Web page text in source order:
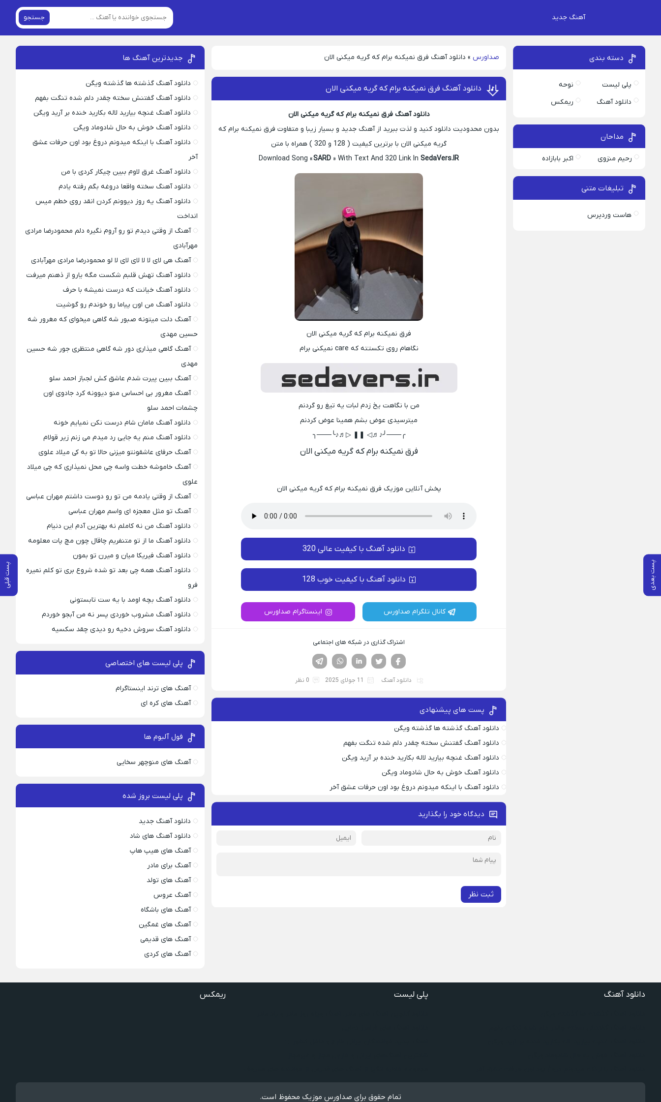
آهنگ جدید جستجو
صداورس » دانلود آهنگ فرق نمیکنه برام که گریه میکنی الان
پست بعدی پست قبلی
دانلود آهنگ فرق نمیکنه برام که گریه میکنی الان
دانلود آهنگ فرق نمیکنه برام که گریه میکنی الان
بدون محدودیت دانلود کنید و لذت ببرید از آهنگ جدید و بسیار زیبا و متفاوت فرق نمیکنه برام که
گریه میکنی الان با برترین کیفیت ( 128 و 320 ) همراه با متن
Download Song «SARD » With Text And 320 Link InSedaVers.IR
فرق نمیکنه برام که گریه میکنی الان
نگاهام روی تکستته که care نمیکنی برام
من با نگاهت یخ زدم لبات یه تیغ رو گردنم
میترسیدی عوض بشم همینا عوض کردنم
╭───╯♪♬◁ ❚❚ ▷♬♪╰───╮
فرق نمیکنه برام که گریه میکنی الان
پخش آنلاین موزیک فرق نمیکنه برام که گریه میکنی الان
دانلود آهنگ با کیفیت عالی 320
دانلود آهنگ با کیفیت خوب 128
کانال تلگرام صداورس اینستاگرام صداورس
اشتراک گذاری در شبکه های اجتماعی
لینکدین تویتر
فیسوک
دانلود آهنگ 11 جولای 2025 0 نظر
پست های پیشنهادی
دانلود آهنگ گذشته ها گذشته ویگن
دانلود آهنگ گفتنش سخته چقدر دلم شده تنگت بفهم
دانلود آهنگ غنچه بیارید لاله بکارید خنده بر آرید ویگن
دانلود آهنگ خوش به حال شادوماد ویگن
دانلود آهنگ با اینکه میدونم دروغ بود اون حرفات عشق آخر
دیدگاه خود را بگذارید
ثبت نظر
دسته بندی
پلی لیست
نوحه
دانلود آهنگ
ریمکس
مداحان
رحیم منزوی اکبر بابازاده
تبلیغات متنی
هاست وردپرس
جدیدترین آهنگ ها
دانلود آهنگ گذشته ها گذشته ویگن
دانلود آهنگ گفتنش سخته چقدر دلم شده تنگت بفهم
دانلود آهنگ غنچه بیارید لاله بکارید خنده بر آرید ویگن
دانلود آهنگ خوش به حال شادوماد ویگن
دانلود آهنگ با اینکه میدونم دروغ بود اون حرفات عشق
آخر
دانلود آهنگ غرق لاوم ببین چیکار کردی با من
دانلود آهنگ سخته واقعا دروغه بگم رفته یادم
دانلود آهنگ یه روز دیوونم کردن انقد روی خطم میس
انداخت
آهنگ از وقتی دیدم تو رو آروم نگیره دلم محمودرضا مرادی
مهرآبادی
آهنگ هی لای لا لا لای لای لا لو محمودرضا مرادی مهرآبادی
دانلود آهنگ تهش قلبم شکست مگه یارو از ذهنم میرفت
دانلود آهنگ خیانت که درست نمیشه با حرف
دانلود آهنگ من اون پیاما رو خوندم رو گوشیت
آهنگ دلت میتونه صبور شه گاهی میخوای که مغرور شه
حسین مهدی
آهنگ گاهی میذاری دور شه گاهی منتظری جور شه حسین
مهدی
آهنگ ببین پیرت شدم عاشق کش لجباز احمد سلو
آهنگ مغرور بی احساس منو دیوونه کرد جادوی اون
چشمات احمد سلو
دانلود آهنگ مامان شام درست نکن نمیایم خونه
دانلود آهنگ منم یه جایی رد میدم می زنم زیر قولام
آهنگ حرفای عاشقونتو میزنی حالا تو به کی میلاد علوی
آهنگ خاموشه خطت واسه چی محل نمیذاری که چی میلاد
علوی
آهنگ از وقتی یادمه من تو رو دوست داشتم مهران عباسی
آهنگ تو مثل معجزه ای واسم مهران عباسی
دانلود آهنگ من نه کاملم نه بهترین آدم این دنیام
دانلود آهنگ ما از تو متنفریم چاقال چون مچ پات معلومه
دانلود آهنگ فیریکا میان و میرن تو بمون
دانلود آهنگ همه چی بعد تو شده شروع بری تو کلم نمیره
فرو
دانلود آهنگ بچه اومد با یه ست تابستونی
دانلود آهنگ مشروب خوردی پسر نه من آبجو خوردم
دانلود آهنگ سروش دخیه رو دیدی چقد سکسیه
پلی لیست های اختصاصی
آهنگ های ترند اینستاگرام
آهنگ های کره ای
فول آلبوم ها
آهنگ های منوچهر سخایی
پلی لیست بروز شده
دانلود آهنگ جدید
دانلود آهنگ های شاد
آهنگ های هیپ هاپ
آهنگ برای مادر
آهنگ های تولد
آهنگ عروس
آهنگ های باشگاه
آهنگ های غمگین
آهنگ های قدیمی
آهنگ های کردی
دانلود آهنگ پلی لیست ریمکس
تمام حقوق برای صداورس موزیک محفوظ است.